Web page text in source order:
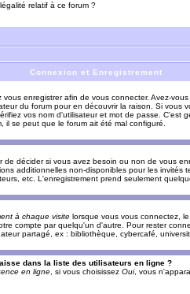
relatif à ce forum ?
Connexion et Enregistrement
enregistrer afin de vous connecter. Avez-
du forum pour en découvrir la raison. Si
vos nom d'utilisateur et mot de passe. C'est
se peut que le forum ait été mal configuré.
décider si vous avez besoin ou non de vous
additionnelles non-disponibles pour les invités
etc. L'enregistrement prend seulement
à chaque visite lorsque vous vous connectez,
compte par quelqu'un d'autre. Pour rester
partagé, ex : bibliothèque, cybercafé,
dans la liste des utilisateurs en ligne ?
en ligne , si vous choisissez Oui, vous